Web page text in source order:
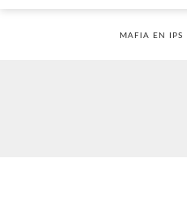
MAFIA EN IPS